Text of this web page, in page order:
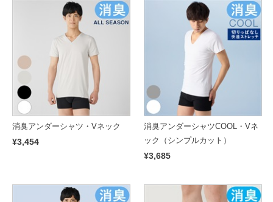
消臭アンダーシャツ・Vネック
¥3,454
消臭アンダーシャツCOOL・Vネ
ック（シンプルカット）
¥3,685